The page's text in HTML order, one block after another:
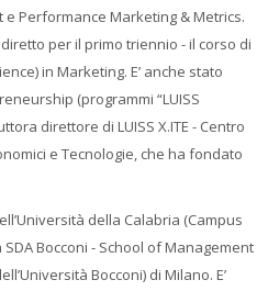
Performance Marketing & Metrics.
diretto per il primo triennio - il corso di
in Marketing. E’ anche stato
(programmi “LUISS
direttore di LUISS X.ITE - Centro
e Tecnologie, che ha fondato
della Calabria (Campus
Bocconi - School of Management
Bocconi) di Milano. E’